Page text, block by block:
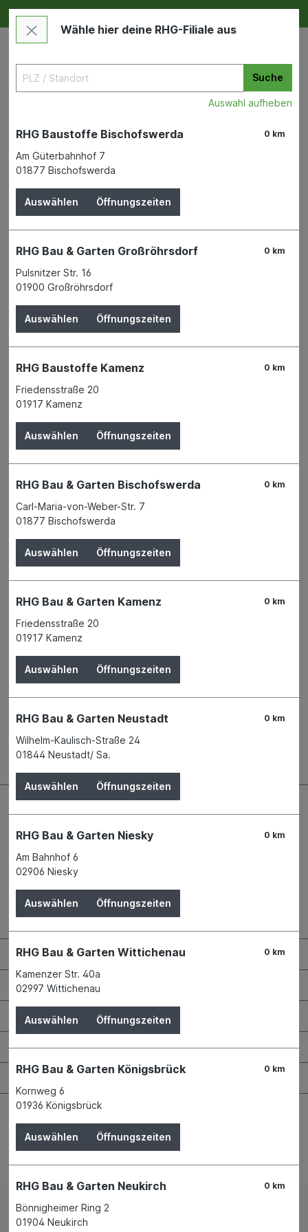
Deine RHG NEU ERLEBEN
Badtextilien und Duschvorhänge
Duscheinlage Java-Plus
Royalblau 55x55cm
KLEINE WOLKE
Der Preis wird erst nach Wahl einer Filiale
angezeigt.
Zum Merkzettel hinzufügen
Derzeit in keiner Filiale verfügbar
Produktnummer:
28217 Bremen
Beschreibung
Kontaktdaten und Öffnungszeiten
RHG Helfer
Wissenswertes
Maschinen & Werkzeuge
Bauen & Renovieren
Garten & Landschaftsbau
Bestellung widerrufen
Wähle hier deine RHG-Filiale aus
Suche
Auswahl aufheben
0 km
RHG Baustoffe Bischofswerda
Am Güterbahnhof 7
01877 Bischofswerda
Auswählen Öffnungszeiten
0 km
RHG Bau & Garten Großröhrsdorf
Pulsnitzer Str. 16
01900 Großröhrsdorf
Auswählen Öffnungszeiten
0 km
RHG Baustoffe Kamenz
Friedensstraße 20
01917 Kamenz
Auswählen Öffnungszeiten
0 km
RHG Bau & Garten Bischofswerda
Carl-Maria-von-Weber-Str. 7
01877 Bischofswerda
Auswählen Öffnungszeiten
0 km
RHG Bau & Garten Kamenz
Friedensstraße 20
01917 Kamenz
Auswählen Öffnungszeiten
0 km
RHG Bau & Garten Neustadt
Wilhelm-Kaulisch-Straße 24
01844 Neustadt/ Sa.
Auswählen Öffnungszeiten
0 km
RHG Bau & Garten Niesky
Am Bahnhof 6
02906 Niesky
Auswählen Öffnungszeiten
0 km
RHG Bau & Garten Wittichenau
Kamenzer Str. 40a
02997 Wittichenau
Auswählen Öffnungszeiten
0 km
RHG Bau & Garten Königsbrück
Kornweg 6
01936 Königsbrück
Auswählen Öffnungszeiten
0 km
RHG Bau & Garten Neukirch
Bönnigheimer Ring 2
01904 Neukirch